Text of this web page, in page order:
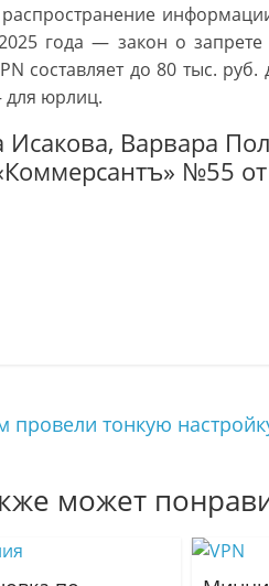
года — закон о
составляет до 80 тыс.
юрлиц.
Исакова, Варвара
№55
провели тонкую
может